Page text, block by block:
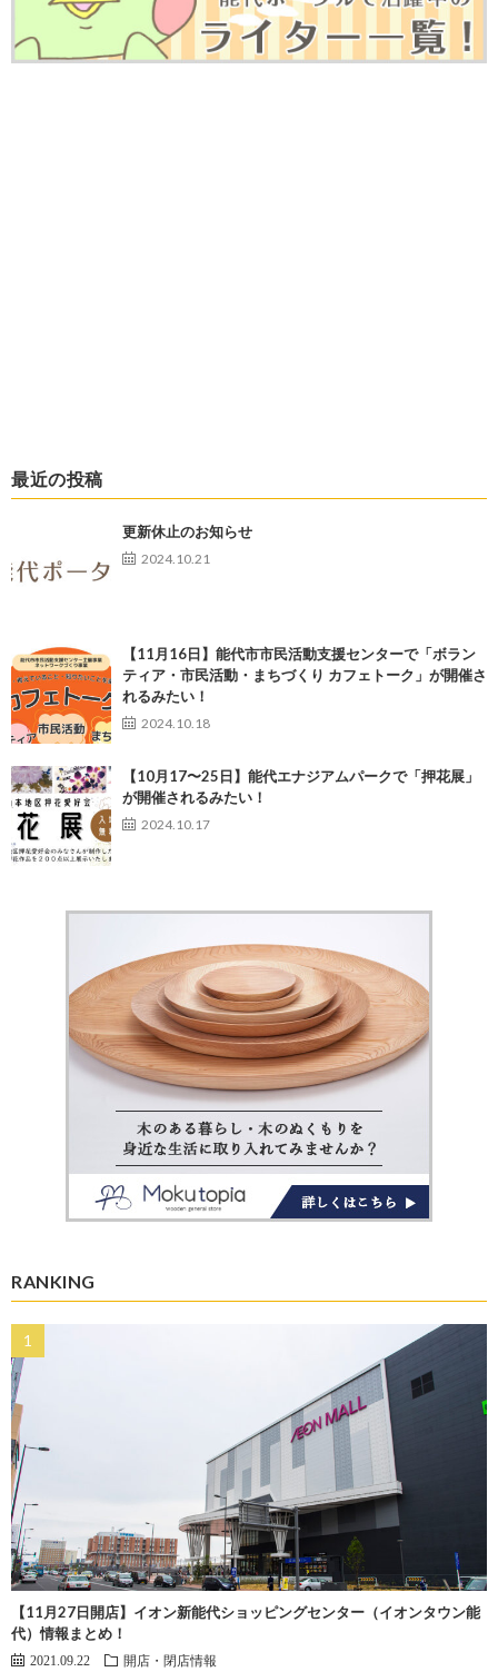
最近の投稿
更新休止のお知らせ
2024.10.21
【11月16日】能代市市民活動支援センターで「ボラン
ティア・市民活動・まちづくり カフェトーク」が開催さ
れるみたい！
2024.10.18
【10月17〜25日】能代エナジアムパークで「押花展」
が開催されるみたい！
2024.10.17
RANKING
【11月27日開店】イオン新能代ショッピングセンター（イオンタウン能
代）情報まとめ！
2021.09.22 開店・閉店情報